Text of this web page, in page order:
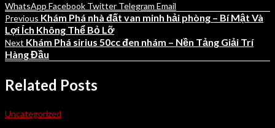
WhatsApp Facebook Twitter Telegram Email
Previous Khám Phá nhà đất van minh hải phòng – Bí Mật Và
Lợi Ích Không Thể Bỏ Lỡ
Next Khám Phá sirius 50cc đen nhám – Nền Tảng Giải Trí
Hàng Đầu
Related Posts
Uncategorized